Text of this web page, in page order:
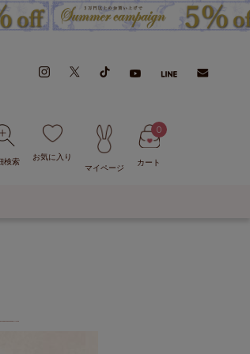
検索
お気に入り
マイページ
カート
0